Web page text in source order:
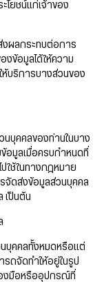
ยชน์แก่เจ้าของ
งผลกระทบต่อการ
งข้อมูลได้ให้ความ
บริการบางส่วนของ
นบุคคลของท่านในบาง
อมูลเมื่อครบกำหนดที่
ใช้ในทางกฎหมาย
จัดส่งข้อมูลส่วนบุคคล
เป็นต้น
นบุคคลทั้งหมดหรือแต่
รถจัดทำให้อยู่ในรูป
องมือหรืออุปกรณ์ที่